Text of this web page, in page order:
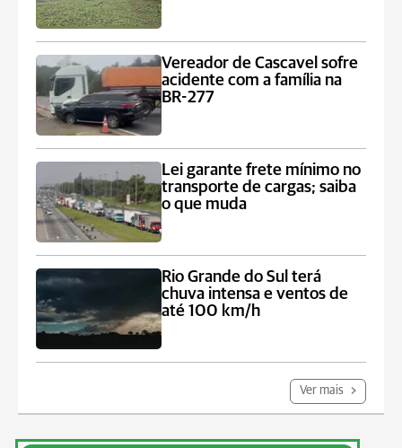
Vereador de Cascavel sofre
acidente com a família na
BR-277
Lei garante frete mínimo no
transporte de cargas; saiba
o que muda
Rio Grande do Sul terá
chuva intensa e ventos de
até 100 km/h
Ver mais